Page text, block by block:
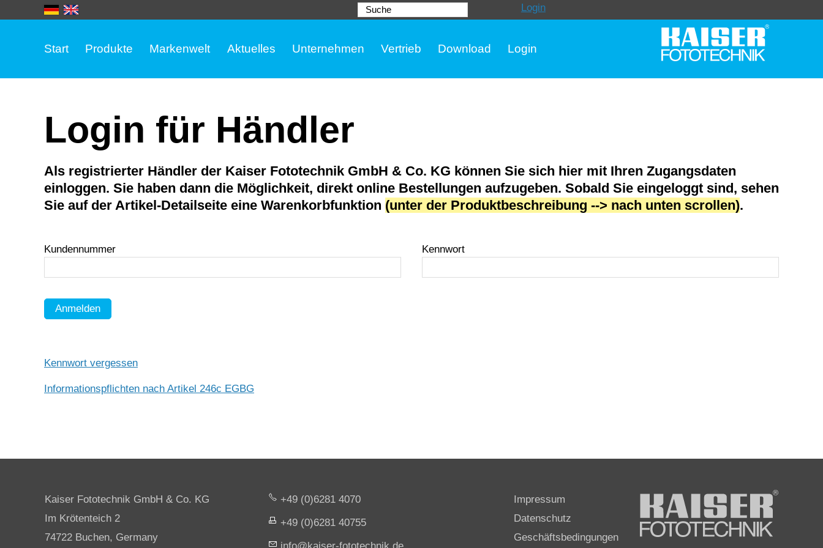
Suche Login
Start Produkte Markenwelt Aktuelles Unternehmen Vertrieb Download Login
Login für Händler
Als registrierter Händler der Kaiser Fototechnik GmbH & Co. KG können Sie sich hier mit Ihren Zugangsdaten
einloggen. Sie haben dann die Möglichkeit, direkt online Bestellungen aufzugeben. Sobald Sie eingeloggt sind, sehen
Sie auf der Artikel-Detailseite eine Warenkorbfunktion (unter der Produktbeschreibung --> nach unten scrollen).
Kundennummer Kennwort
Anmelden
Kennwort vergessen
Informationspflichten nach Artikel 246c EGBG
Kaiser Fototechnik GmbH & Co. KG
Im Krötenteich 2
74722 Buchen, Germany
+49 (0)6281 4070
+49 (0)6281 40755
nf
k s r-f t t chn k d
Impressum
Datenschutz
Geschäftsbedingungen